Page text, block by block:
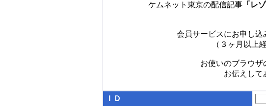
ケムネット東京の配信記事 「レ
会員サービスにお申し込
（３ヶ月以上
お使いのブラウザ
お伝えして
ＩＤ